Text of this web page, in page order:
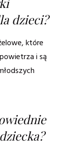
dzieci?
które
i są